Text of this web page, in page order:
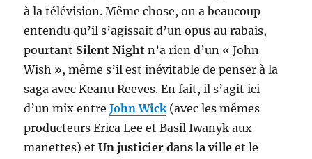
à la télévision. Même chose, on a beaucoup
entendu qu’il s’agissait d’un opus au rabais,
pourtant Silent Night n’a rien d’un « John
Wish », même s’il est inévitable de penser à la
saga avec Keanu Reeves. En fait, il s’agit ici
d’un mix entreJohn Wick(avec les mêmes
producteurs Erica Lee et Basil Iwanyk aux
manettes) etUn justicier dans la ville et le